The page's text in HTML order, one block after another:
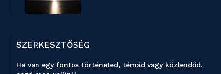
SZERKESZTŐSÉG
Ha van egy fontos történeted, témád vagy közlendőd,